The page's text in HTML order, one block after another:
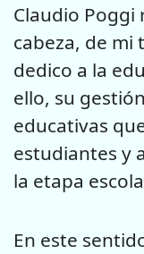
Claudio Poggi
cabeza, de mi
dedico a la
ello, su
educativas
estudiantes y
la etapa
En este